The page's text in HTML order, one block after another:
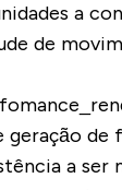
a
de
geração de
a ser